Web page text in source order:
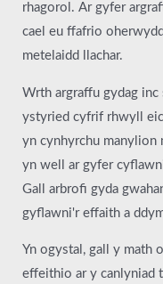
rhagorol. Ar gyfer
cael eu ffafrio
metelaidd llachar.
Wrth argraffu gydag inc
ystyried cyfrif rhwyll
yn cynhyrchu
yn well ar gyfer
Gall arbrofi gyda
gyflawni'r effaith a
Yn ogystal, gall y math
effeithio ar y canlyniad